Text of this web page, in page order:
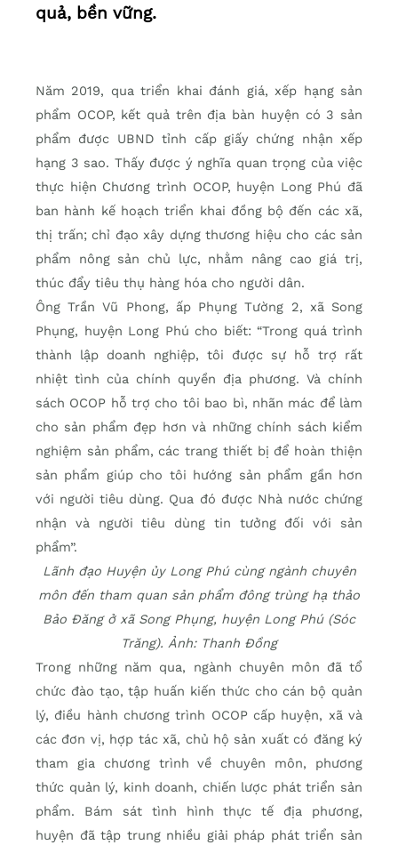
quả, bền vững.
Năm 2019, qua triển khai đánh giá, xếp hạng sản
phẩm OCOP, kết quả trên địa bàn huyện có 3 sản
phẩm được UBND tỉnh cấp giấy chứng nhận xếp
hạng 3 sao. Thấy được ý nghĩa quan trọng của việc
thực hiện Chương trình OCOP, huyện Long Phú đã
ban hành kế hoạch triển khai đồng bộ đến các xã,
thị trấn; chỉ đạo xây dựng thương hiệu cho các sản
phẩm nông sản chủ lực, nhằm nâng cao giá trị,
thúc đẩy tiêu thụ hàng hóa cho người dân.
Ông Trần Vũ Phong, ấp Phụng Tường 2, xã Song
Phụng, huyện Long Phú cho biết: “Trong quá trình
thành lập doanh nghiệp, tôi được sự hỗ trợ rất
nhiệt tình của chính quyền địa phương. Và chính
sách OCOP hỗ trợ cho tôi bao bì, nhãn mác để làm
cho sản phẩm đẹp hơn và những chính sách kiểm
nghiệm sản phẩm, các trang thiết bị để hoàn thiện
sản phẩm giúp cho tôi hướng sản phẩm gần hơn
với người tiêu dùng. Qua đó được Nhà nước chứng
nhận và người tiêu dùng tin tưởng đối với sản
phẩm”.
Lãnh đạo Huyện ủy Long Phú cùng ngành chuyên
môn đến tham quan sản phẩm đông trùng hạ thảo
Bảo Đăng ở xã Song Phụng, huyện Long Phú (Sóc
Trăng). Ảnh: Thanh Đồng
Trong những năm qua, ngành chuyên môn đã tổ
chức đào tạo, tập huấn kiến thức cho cán bộ quản
lý, điều hành chương trình OCOP cấp huyện, xã và
các đơn vị, hợp tác xã, chủ hộ sản xuất có đăng ký
tham gia chương trình về chuyên môn, phương
thức quản lý, kinh doanh, chiến lược phát triển sản
phẩm. Bám sát tình hình thực tế địa phương,
huyện đã tập trung nhiều giải pháp phát triển sản